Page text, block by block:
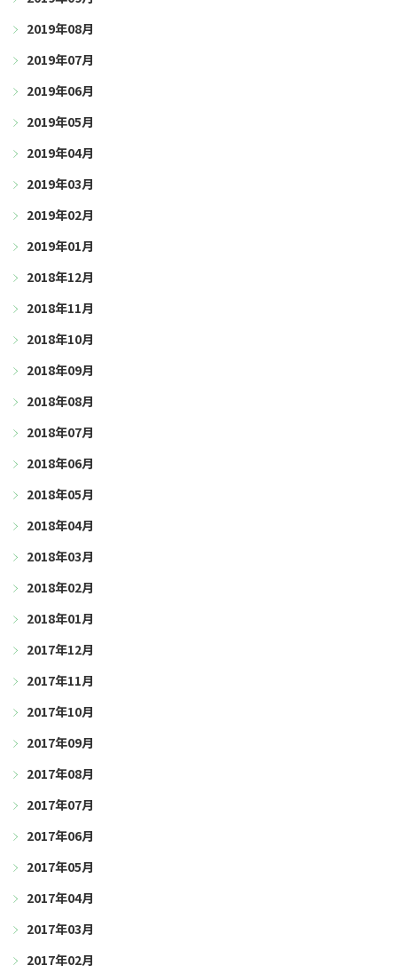
2019年08月
2019年07月
2019年06月
2019年05月
2019年04月
2019年03月
2019年02月
2019年01月
2018年12月
2018年11月
2018年10月
2018年09月
2018年08月
2018年07月
2018年06月
2018年05月
2018年04月
2018年03月
2018年02月
2018年01月
2017年12月
2017年11月
2017年10月
2017年09月
2017年08月
2017年07月
2017年06月
2017年05月
2017年04月
2017年03月
2017年02月